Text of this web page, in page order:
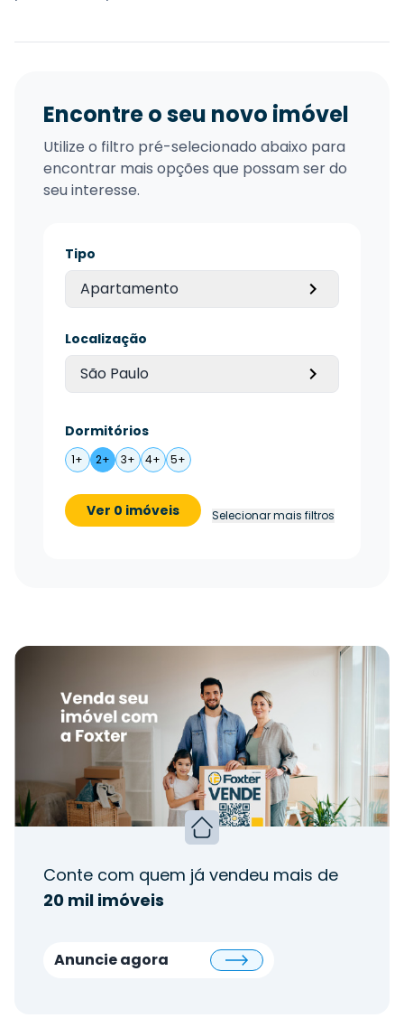
Encontre o seu novo imóvel
Utilize o filtro pré-selecionado abaixo para
encontrar mais opções que possam ser do
seu interesse.
Tipo
Apartamento
Localização
São Paulo
Dormitórios
1+ 2+ 3+ 4+ 5+
Ver 0 imóveis Selecionar mais filtros
Conte com quem já vendeu mais de
20 mil imóveis
Anuncie agora